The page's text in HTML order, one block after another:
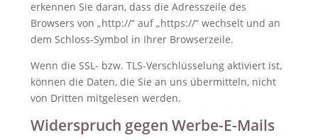
erkennen Sie daran, dass die Adresszeile des
Browsers von „http://“ auf „https://“ wechselt und an
dem Schloss-Symbol in Ihrer Browserzeile.
Wenn die SSL- bzw. TLS-Verschlüsselung aktiviert ist,
können die Daten, die Sie an uns übermitteln, nicht
von Dritten mitgelesen werden.
Widerspruch gegen Werbe-E-Mails